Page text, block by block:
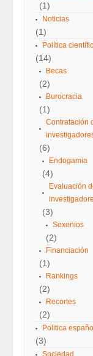
(1)
Noticias
(1)
Política
(14)
Becas
(2)
Burocracia
(1)
Contratación
(6)
Endogamia
(4)
Evaluación
(3)
Sexenios
(2)
Financiación
(1)
Rankings
(2)
Recortes
(2)
Politica
(3)
Sociedad